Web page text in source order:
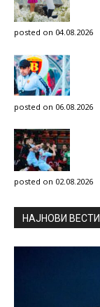
posted on 04.08.2026
posted on 06.08.2026
posted on 02.08.2026
НAЈНОВИ ВЕСТИ